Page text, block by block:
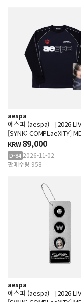
aespa
에스파 (aespa) - [2026
[SYNK: COMPLaeXITY]
셔츠 SET
KRW89,000
D-84 2026-11-02
판매수량 958
aespa
에스파 (aespa) - [2026